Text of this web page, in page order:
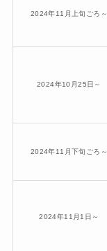
2024年11月上旬ごろ～
2024年10月25日～
2024年11月下旬ごろ～
2024年11月1日～